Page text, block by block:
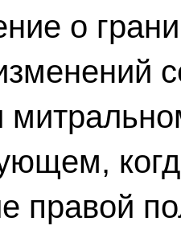
о
правой